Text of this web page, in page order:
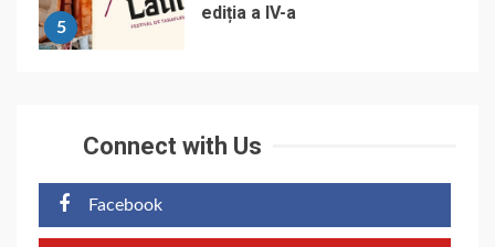
5
ediția a IV-a
Connect with Us
Facebook